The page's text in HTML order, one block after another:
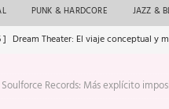
PUNK & HARDCORE JAZZ &
] Dream Theater: El viaje conceptual y
] Vamos Con Todo: El rock urbano sigue
Soulforce Records: Más explícito